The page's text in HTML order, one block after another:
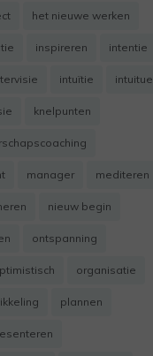
het nieuwe werken
inspireren intentie
intuïtie intuitue
knelpunten
manager mediteren
nieuw begin
ontspanning
organisatie
plannen